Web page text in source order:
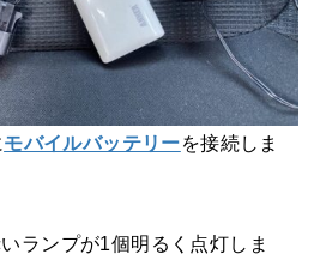
モバイルバッテリーを接続しま
ランプが1個明るく点灯しま